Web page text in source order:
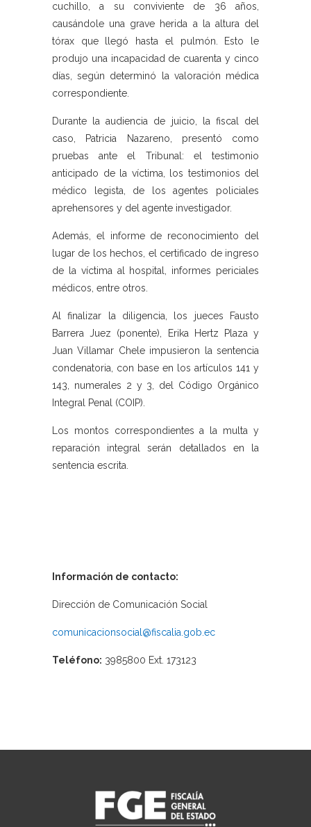
cuchillo, a su conviviente de 36 años,
causándole una grave herida a la altura del
tórax que llegó hasta el pulmón. Esto le
produjo una incapacidad de cuarenta y cinco
días, según determinó la valoración médica
correspondiente.
Durante la audiencia de juicio, la fiscal del
caso, Patricia Nazareno, presentó como
pruebas ante el Tribunal: el testimonio
anticipado de la víctima, los testimonios del
médico legista, de los agentes policiales
aprehensores y del agente investigador.
Además, el informe de reconocimiento del
lugar de los hechos, el certificado de ingreso
de la víctima al hospital, informes periciales
médicos, entre otros.
Al finalizar la diligencia, los jueces Fausto
Barrera Juez (ponente), Erika Hertz Plaza y
Juan Villamar Chele impusieron la sentencia
condenatoria, con base en los artículos 141 y
143, numerales 2 y 3, del Código Orgánico
Integral Penal (COIP).
Los montos correspondientes a la multa y
reparación integral serán detallados en la
sentencia escrita.
Información de contacto:
Dirección de Comunicación Social
comunicacionsocial@fiscalia.gob.ec
Teléfono: 3985800 Ext. 173123